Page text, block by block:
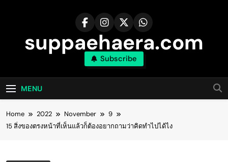
suppaehaera.com
Subscribe
MENU
Home 2022 November
9
15 สิ่งของตรงหน้าที่เห็นแล้วก็ต้องอยากถามว่าคิดทำไปได้ไง